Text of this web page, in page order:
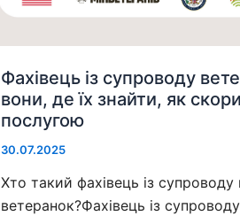
Фахівець із супроводу
вони, де їх знайти, як
послугою
30.07.2025
Хто такий фахівець із супроводу
ветеранок?Фахівець із